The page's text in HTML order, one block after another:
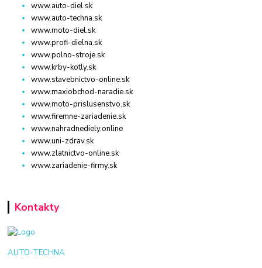
www.auto-diel.sk
www.auto-techna.sk
www.moto-diel.sk
www.profi-dielna.sk
www.polno-stroje.sk
www.krby-kotly.sk
www.stavebnictvo-online.sk
www.maxiobchod-naradie.sk
www.moto-prislusenstvo.sk
www.firemne-zariadenie.sk
www.nahradnediely.online
www.uni-zdrav.sk
www.zlatnictvo-online.sk
www.zariadenie-firmy.sk
Kontakty
AUTO-TECHNA